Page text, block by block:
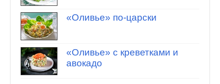
«Оливье» по-царски
«Оливье» с креветками и
авокадо